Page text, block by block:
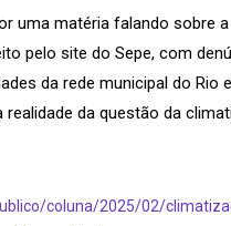
uma matéria falando sobre
pelo site do Sepe, com
da rede municipal do Rio
da questão da
coluna/2025/02/